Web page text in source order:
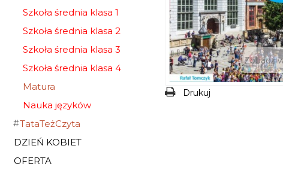
Szkoła średnia klasa 1
Szkoła średnia klasa 2
Szkoła średnia klasa 3
Szkoła średnia klasa 4
Matura
Nauka języków
TataTeżCzyta
DZIEŃ KOBIET
OFERTA
Zobacz
Drukuj